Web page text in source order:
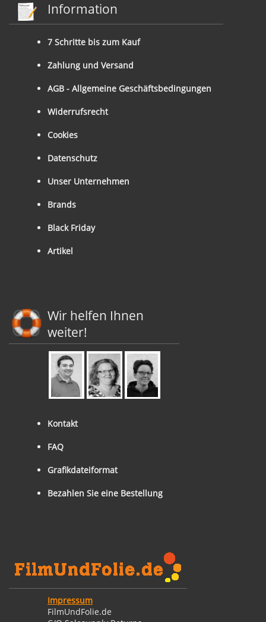
Information
7 Schritte bis zum Kauf
Zahlung und Versand
AGB - Allgemeine Geschäftsbedingungen
Widerrufsrecht
Cookies
Datenschutz
Unser Unternehmen
Brands
Black Friday
Artikel
Wir helfen Ihnen
weiter!
Kontakt
FAQ
Grafikdateiformat
Bezahlen Sie eine Bestellung
Impressum
FilmUndFolie.de